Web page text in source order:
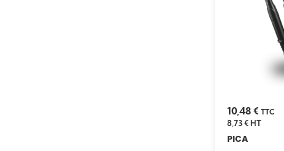
10,48 € TTC
8,73 €HT
PICA